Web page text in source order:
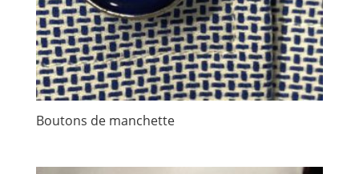
Boutons de manchette